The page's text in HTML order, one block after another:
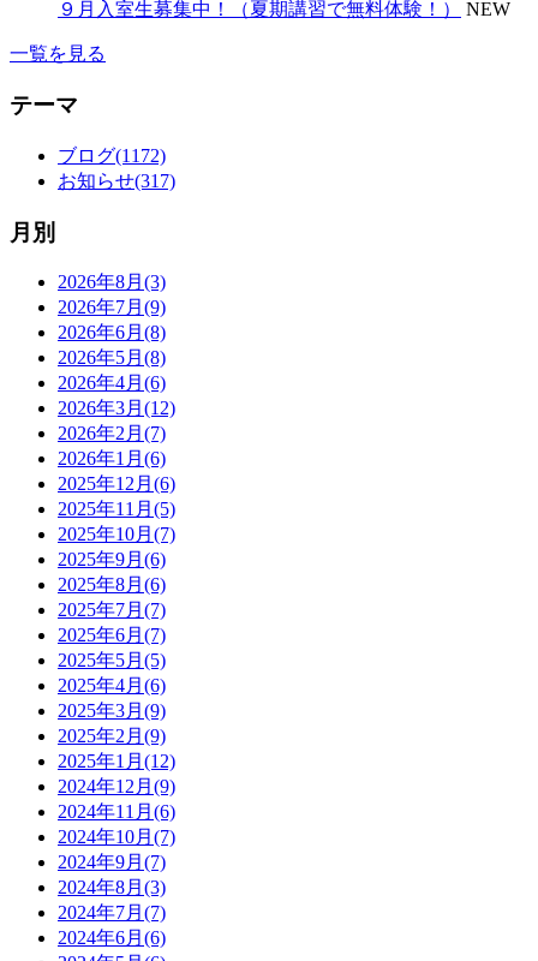
９月入室生募集中！（夏期講習で無料体験！） NEW
一覧を見る
テーマ
ブログ(1172)
お知らせ(317)
月別
2026年8月(3)
2026年7月(9)
2026年6月(8)
2026年5月(8)
2026年4月(6)
2026年3月(12)
2026年2月(7)
2026年1月(6)
2025年12月(6)
2025年11月(5)
2025年10月(7)
2025年9月(6)
2025年8月(6)
2025年7月(7)
2025年6月(7)
2025年5月(5)
2025年4月(6)
2025年3月(9)
2025年2月(9)
2025年1月(12)
2024年12月(9)
2024年11月(6)
2024年10月(7)
2024年9月(7)
2024年8月(3)
2024年7月(7)
2024年6月(6)